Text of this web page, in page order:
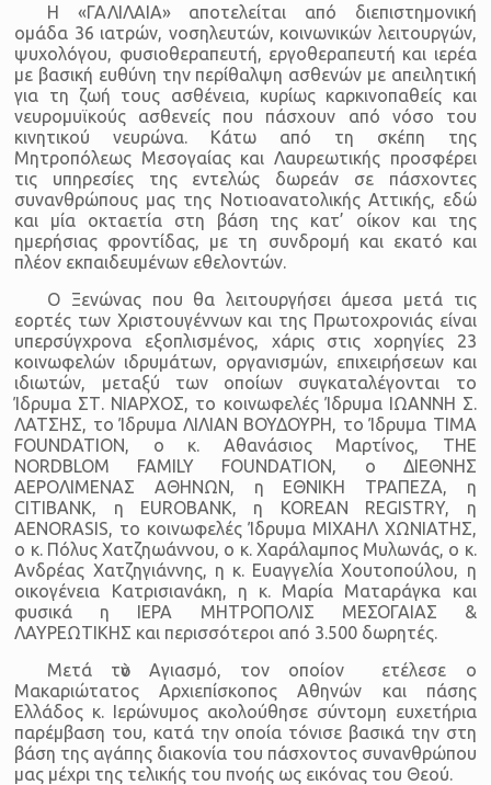
Η «ΓΑΛΙΛΑΙΑ» αποτελείται από διεπιστημονική
ομάδα 36 ιατρών, νοσηλευτών, κοινωνικών λειτουργών,
ψυχολόγου, φυσιοθεραπευτή, εργοθεραπευτή και ιερέα
με βασική ευθύνη την περίθαλψη ασθενών με απειλητική
για τη ζωή τους ασθένεια, κυρίως καρκινοπαθείς και
νευρομυϊκούς ασθενείς που πάσχουν από νόσο του
κινητικού νευρώνα. Κάτω από τη σκέπη της
Μητροπόλεως Μεσογαίας και Λαυρεωτικής προσφέρει
τις υπηρεσίες της εντελώς δωρεάν σε πάσχοντες
συνανθρώπους μας της Νοτιοανατολικής Αττικής, εδώ
και μία οκταετία στη βάση της κατ’ οίκον και της
ημερήσιας φροντίδας, με τη συνδρομή και εκατό και
πλέον εκπαιδευμένων εθελοντών.
Ο Ξενώνας που θα λειτουργήσει άμεσα μετά τις
εορτές των Χριστουγέννων και της Πρωτοχρονιάς είναι
υπερσύγχρονα εξοπλισμένος, χάρις στις χορηγίες 23
κοινωφελών ιδρυμάτων, οργανισμών, επιχειρήσεων και
ιδιωτών, μεταξύ των οποίων συγκαταλέγονται το
Ίδρυμα ΣΤ. ΝΙΑΡΧΟΣ, το κοινωφελές Ίδρυμα ΙΩΑΝΝΗ Σ.
ΛΑΤΣΗΣ, το Ίδρυμα ΛΙΛΙΑΝ ΒΟΥΔΟΥΡΗ, το Ίδρυμα TIMA
FOUNDATION, ο κ. Αθανάσιος Μαρτίνος, THE
NORDBLOM FAMILY FOUNDATION, o ΔΙΕΘΝΗΣ
ΑΕΡΟΛΙΜΕΝΑΣ ΑΘΗΝΩΝ, η ΕΘΝΙΚΗ ΤΡΑΠΕΖΑ, η
CITIBANK, η EUROBANK, η KOREAN REGISTRY, η
AENORASIS, το κοινωφελές Ίδρυμα ΜΙΧΑΗΛ ΧΩΝΙΑΤΗΣ,
ο κ. Πόλυς Χατζηωάννου, ο κ. Χαράλαμπος Μυλωνάς, ο κ.
Ανδρέας Χατζηγιάννης, η κ. Ευαγγελία Χουτοπούλου, η
οικογένεια Κατρισιανάκη, η κ. Μαρία Ματαράγκα και
φυσικά η ΙΕΡΑ ΜΗΤΡΟΠΟΛΙΣ ΜΕΣΟΓΑΙΑΣ &
ΛΑΥΡΕΩΤΙΚΗΣ και περισσότεροι από 3.500 δωρητές.
Μετά τὸν Αγιασμό, τον οποίον ετέλεσε ο
Μακαριώτατος Αρχιεπίσκοπος Αθηνών και πάσης
Ελλάδος κ. Ιερώνυμος ακολούθησε σύντομη ευχετήρια
παρέμβαση του, κατά την οποία τόνισε βασικά την στη
βάση της αγάπης διακονία του πάσχοντος συνανθρώπου
μας μέχρι της τελικής του πνοής ως εικόνας του Θεού.